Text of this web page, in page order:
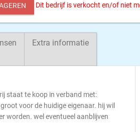
Dit bedrijf is verkocht en/of niet
Extra informatie
staat te koop in verband met:
voor de huidige eigenaar. hij wil
worden. wel eventueel aanblijven